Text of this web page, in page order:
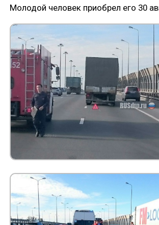
Молодой человек приобрел его 30